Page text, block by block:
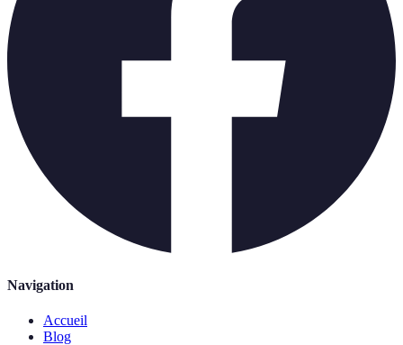
Navigation
Accueil
Blog